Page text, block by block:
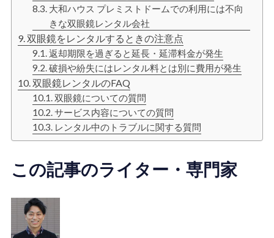
大和ハウス プレミストドームでの利用には不向
きな双眼鏡レンタル会社
双眼鏡をレンタルするときの注意点
返却期限を過ぎると延長・延滞料金が発生
破損や紛失にはレンタル料とは別に費用が発生
双眼鏡レンタルのFAQ
双眼鏡についての質問
サービス内容についての質問
レンタル中のトラブルに関する質問
この記事のライター・専門家